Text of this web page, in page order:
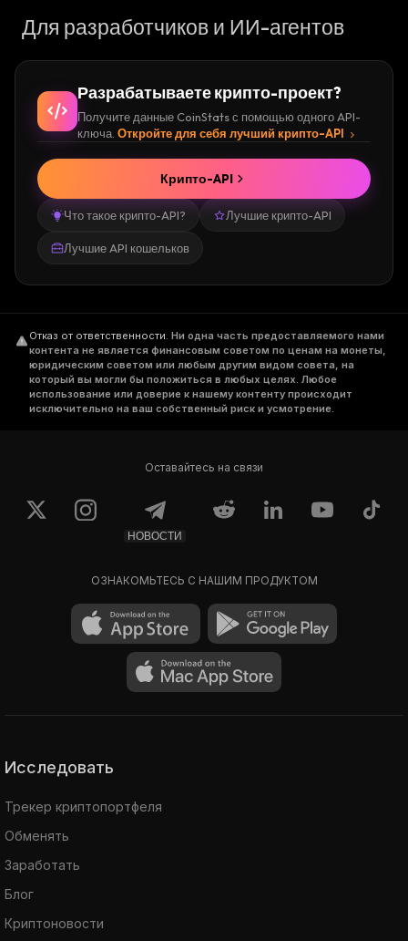
Для разработчиков и ИИ-агентов
Разрабатываете крипто-проект?
Получите данные CoinStats с помощью одного API-
ключа. Откройте для себя лучший крипто-API
Что такое крипто-API? Лучшие крипто-API
Лучшие API кошельков
Крипто-API
Отказ от ответственности. Ни одна часть предоставляемого нами
контента не является финансовым советом по ценам на монеты,
юридическим советом или любым другим видом совета, на
который вы могли бы положиться в любых целях. Любое
использование или доверие к нашему контенту происходит
исключительно на ваш собственный риск и усмотрение.
Оставайтесь на связи
НОВОСТИ
ОЗНАКОМЬТЕСЬ С НАШИМ ПРОДУКТОМ
Исследовать
Трекер криптопортфеля
Обменять
Заработать
Блог
Криптоновости